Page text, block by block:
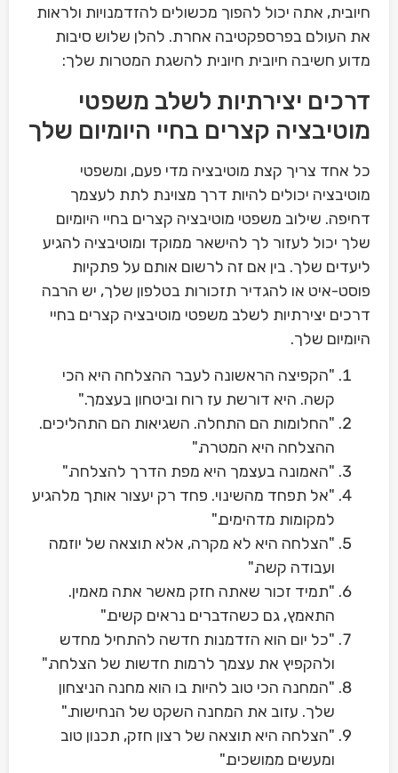
חיובית, אתה יכול להפוך מכשולים להזדמנויות ולראות
את העולם בפרספקטיבה אחרת. להלן שלוש סיבות
מדוע חשיבה חיובית חיונית להשגת המטרות שלך:
דרכים יצירתיות לשלב משפטי
מוטיבציה קצרים בחיי היומיום שלך
כל אחד צריך קצת מוטיבציה מדי פעם, ומשפטי
מוטיבציה יכולים להיות דרך מצוינת לתת לעצמך
דחיפה. שילוב משפטי מוטיבציה קצרים בחיי היומיום
שלך יכול לעזור לך להישאר ממוקד ומוטיבציה להגיע
ליעדים שלך. בין אם זה לרשום אותם על פתקיות
פוסט-איט או להגדיר תזכורות בטלפון שלך, יש הרבה
דרכים יצירתיות לשלב משפטי מוטיבציה קצרים בחיי
היומיום שלך.
"הקפיצה הראשונה לעבר ההצלחה היא הכי
קשה. היא דורשת עז רוח וביטחון בעצמך."
"החלומות הם התחלה. השגיאות הם התהליכים.
ההצלחה היא המטרה."
"האמונה בעצמך היא מפת הדרך להצלחה."
"אל תפחד מהשינוי. פחד רק יעצור אותך מלהגיע
למקומות מדהימים."
"הצלחה היא לא מקרה, אלא תוצאה של יוזמה
ועבודה קשה."
"תמיד זכור שאתה חזק מאשר אתה מאמין.
התאמץ, גם כשהדברים נראים קשים."
"כל יום הוא הזדמנות חדשה להתחיל מחדש
ולהקפיץ את עצמך לרמות חדשות של הצלחה."
"המחנה הכי טוב להיות בו הוא מחנה הניצחון
שלך. עזוב את המחנה השקט של הנחישות."
"הצלחה היא תוצאה של רצון חזק, תכנון טוב
ומעשים ממושכים."